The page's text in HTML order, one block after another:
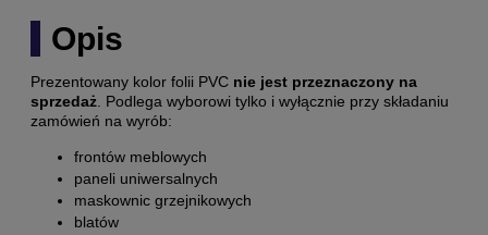
Opis
Prezentowany kolor folii PVC nie jest przeznaczony na
sprzedaż . Podlega wyborowi tylko i wyłącznie przy składaniu
zamówień na wyrób:
frontów meblowych
paneli uniwersalnych
maskownic grzejnikowych
blatów